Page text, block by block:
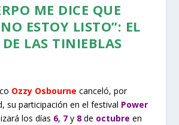
ME DICE QUE
ESTOY LISTO”: EL
LAS TINIEBLAS
Ozzy Osbourne canceló, por
su participación en el festival Power
los días 6, 7 y 8 de octubre en